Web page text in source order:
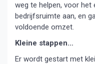
weg te helpen, voor het
bedrijfsruimte aan, en
voldoende omzet.
Kleine stappen…
Er wordt gestart met